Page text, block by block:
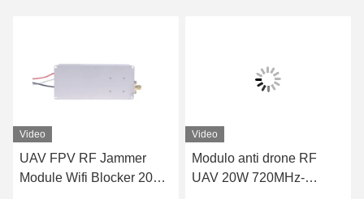
Video
UAV FPV RF Jammer
Module Wifi Blocker 20W
Video
Modulo anti drone RF
UAV 20W 720MHz-